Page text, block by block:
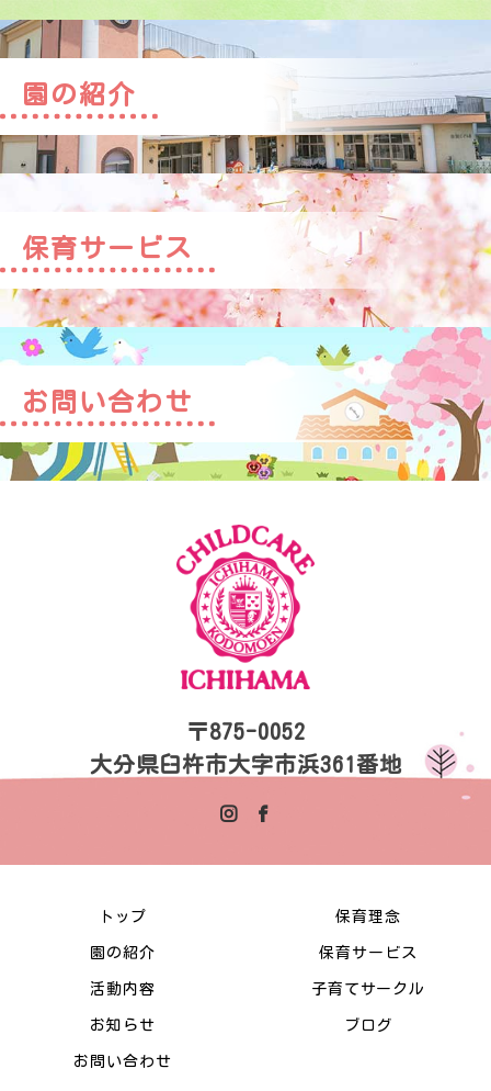
園の紹介
保育サービス
お問い合わせ
〒875-0052
大分県臼杵市大字市浜361番地
トップ 保育理念
園の紹介 保育サービス
活動内容 子育てサークル
お知らせ ブログ
お問い合わせ